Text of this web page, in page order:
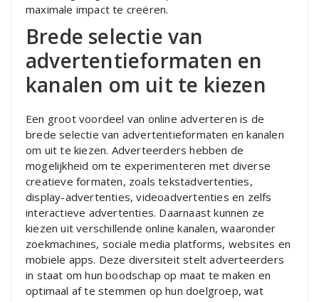
maximale impact te creëren.
Brede selectie van
advertentieformaten en
kanalen om uit te kiezen
Een groot voordeel van online adverteren is de
brede selectie van advertentieformaten en kanalen
om uit te kiezen. Adverteerders hebben de
mogelijkheid om te experimenteren met diverse
creatieve formaten, zoals tekstadvertenties,
display-advertenties, videoadvertenties en zelfs
interactieve advertenties. Daarnaast kunnen ze
kiezen uit verschillende online kanalen, waaronder
zoekmachines, sociale media platforms, websites en
mobiele apps. Deze diversiteit stelt adverteerders
in staat om hun boodschap op maat te maken en
optimaal af te stemmen op hun doelgroep, wat